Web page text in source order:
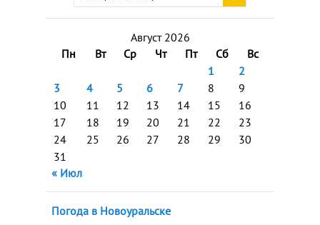
Август 2026
Пн
Вт Ср Чт Пт Сб
Вс
1
2
3
4 5 6 7 8
9
10
11 12 13 14 15
16
17
18 19 20 21 22
23
24
25 26 27 28 29
30
31
« Июл
Погода в Новоуральске